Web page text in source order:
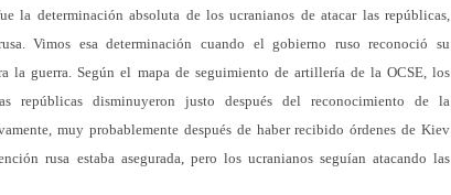
la determinación absoluta de los ucranianos de atacar las repúblicas,
Vimos esa determinación cuando el gobierno ruso reconoció su
la guerra. Según el mapa de seguimiento de artillería de la OCSE, los
repúblicas disminuyeron justo después del reconocimiento de la
muy probablemente después de haber recibido órdenes de Kiev
rusa estaba asegurada, pero los ucranianos seguían atacando las